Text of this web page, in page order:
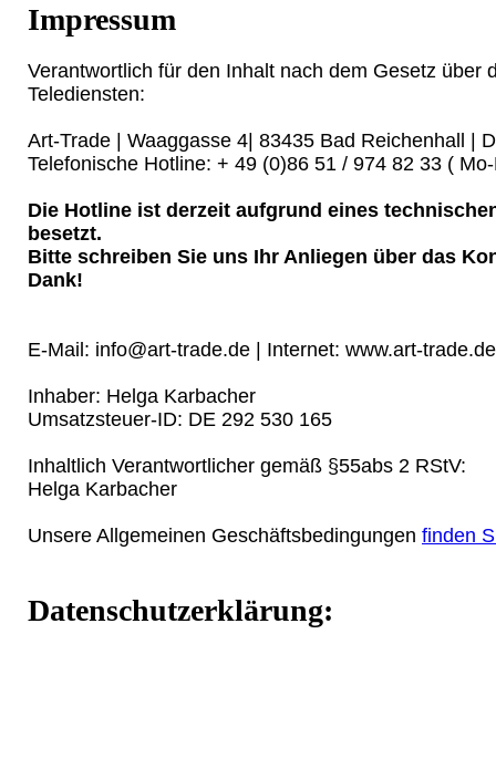
Impressum
Verantwortlich für den Inhalt nach dem Gesetz über
Telediensten:
Art-Trade | Waaggasse 4| 83435 Bad Reichenhall |
Telefonische Hotline: + 49 (0)86 51 / 974 82 33 (
Die Hotline ist derzeit aufgrund eines
besetzt.
Bitte schreiben Sie uns Ihr Anliegen über das
Dank!
E-Mail: info@art-trade.de | Internet: www.art-trade.de
Inhaber: Helga Karbacher
Umsatzsteuer-ID: DE 292 530 165
Inhaltlich Verantwortlicher gemäß §55abs 2 RStV:
Helga Karbacher
Unsere Allgemeinen Geschäftsbedingungen finden
Datenschutzerklärung: